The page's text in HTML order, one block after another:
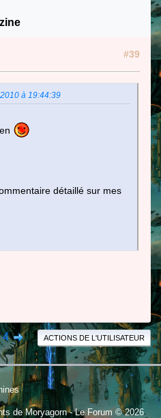
#39
à 19:44:39
détaillé sur mes
4 ACTIONS DE L'UTILISATEUR
de Moryagorn - Le Forum © 2026